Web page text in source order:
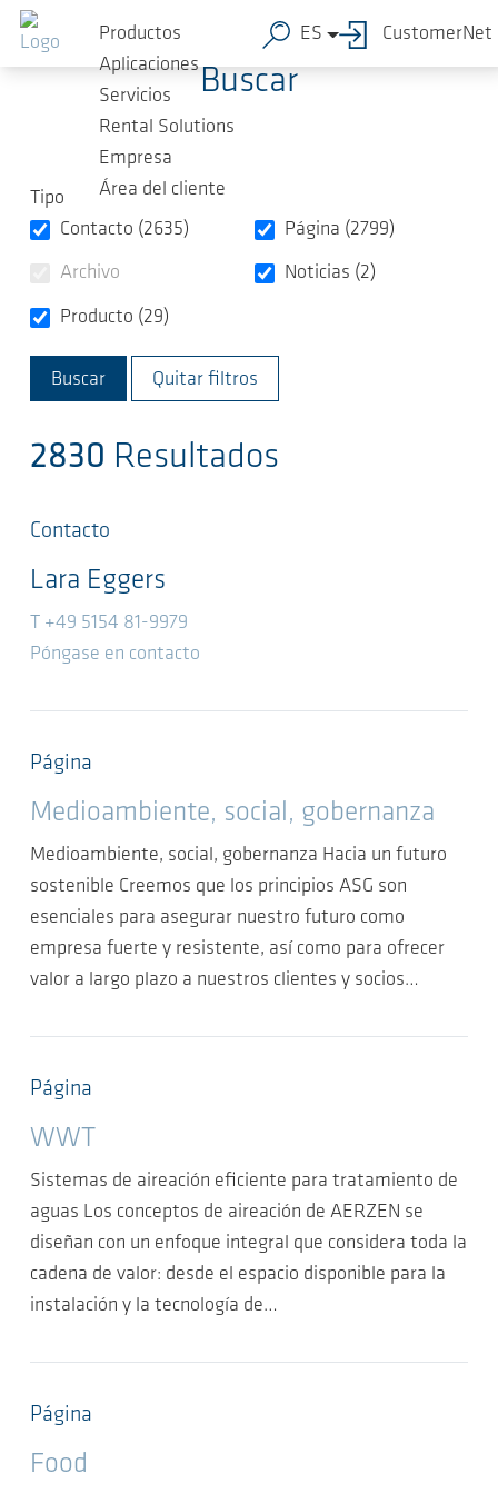
Saltar al contenido principal
Productos
Aplicaciones
Servicios
Rental Solutions
Empresa
Área del cliente
ES CustomerNet
Buscar
Tipo
Contacto (2635)
Página (2799)
Archivo Noticias (2)
Producto (29)
Quitar filtros
2830 Resultados
Contacto
Lara Eggers
T +49 5154 81-9979
Póngase en contacto
Página
Medioambiente, social, gobernanza
Medioambiente, social, gobernanza Hacia un futuro
sostenible Creemos que los principios ASG son
esenciales para asegurar nuestro futuro como
empresa fuerte y resistente, así como para ofrecer
valor a largo plazo a nuestros clientes y socios…
Página
WWT
Sistemas de aireación eficiente para tratamiento de
aguas Los conceptos de aireación de AERZEN se
diseñan con un enfoque integral que considera toda la
cadena de valor: desde el espacio disponible para la
instalación y la tecnología de…
Página
Food